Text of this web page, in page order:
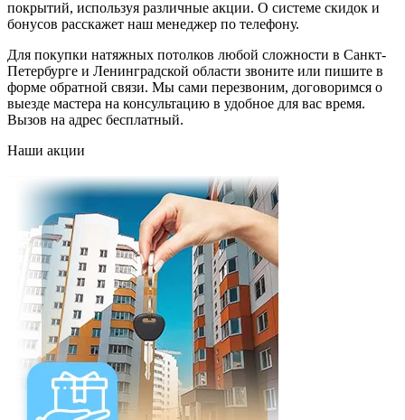
покрытий, используя различные акции. О системе скидок и
бонусов расскажет наш менеджер по телефону.
Для покупки натяжных потолков любой сложности в Санкт-
Петербурге и Ленинградской области звоните или пишите в
форме обратной связи. Мы сами перезвоним, договоримся о
выезде мастера на консультацию в удобное для вас время.
Вызов на адрес бесплатный.
Наши акции